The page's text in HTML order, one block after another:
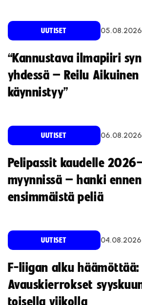
UUTISET 05.08.2026
“Kannustava ilmapiiri
yhdessä – Reilu
käynnistyy”
UUTISET 06.08.2026
Pelipassit kaudelle
myynnissä – hanki ennen
ensimmäistä peliä
UUTISET 04.08.2026
F-liigan alku häämöttää:
Avauskierrokset
toisella viikolla